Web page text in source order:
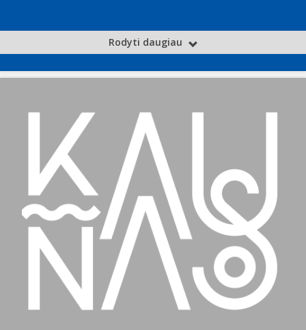
Rodyti daugiau